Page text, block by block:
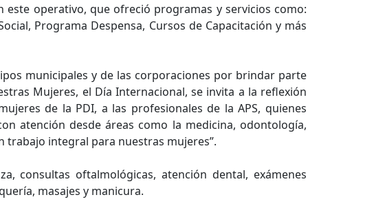
operativo, que ofreció programas y servicios como:
Programa Despensa, Cursos de Capacitación y más
municipales y de las corporaciones por brindar parte
Mujeres, el Día Internacional, se invita a la reflexión
de la PDI, a las profesionales de la APS, quienes
atención desde áreas como la medicina, odontología,
trabajo integral para nuestras mujeres”.
consultas oftalmológicas, atención dental, exámenes
masajes y manicura.